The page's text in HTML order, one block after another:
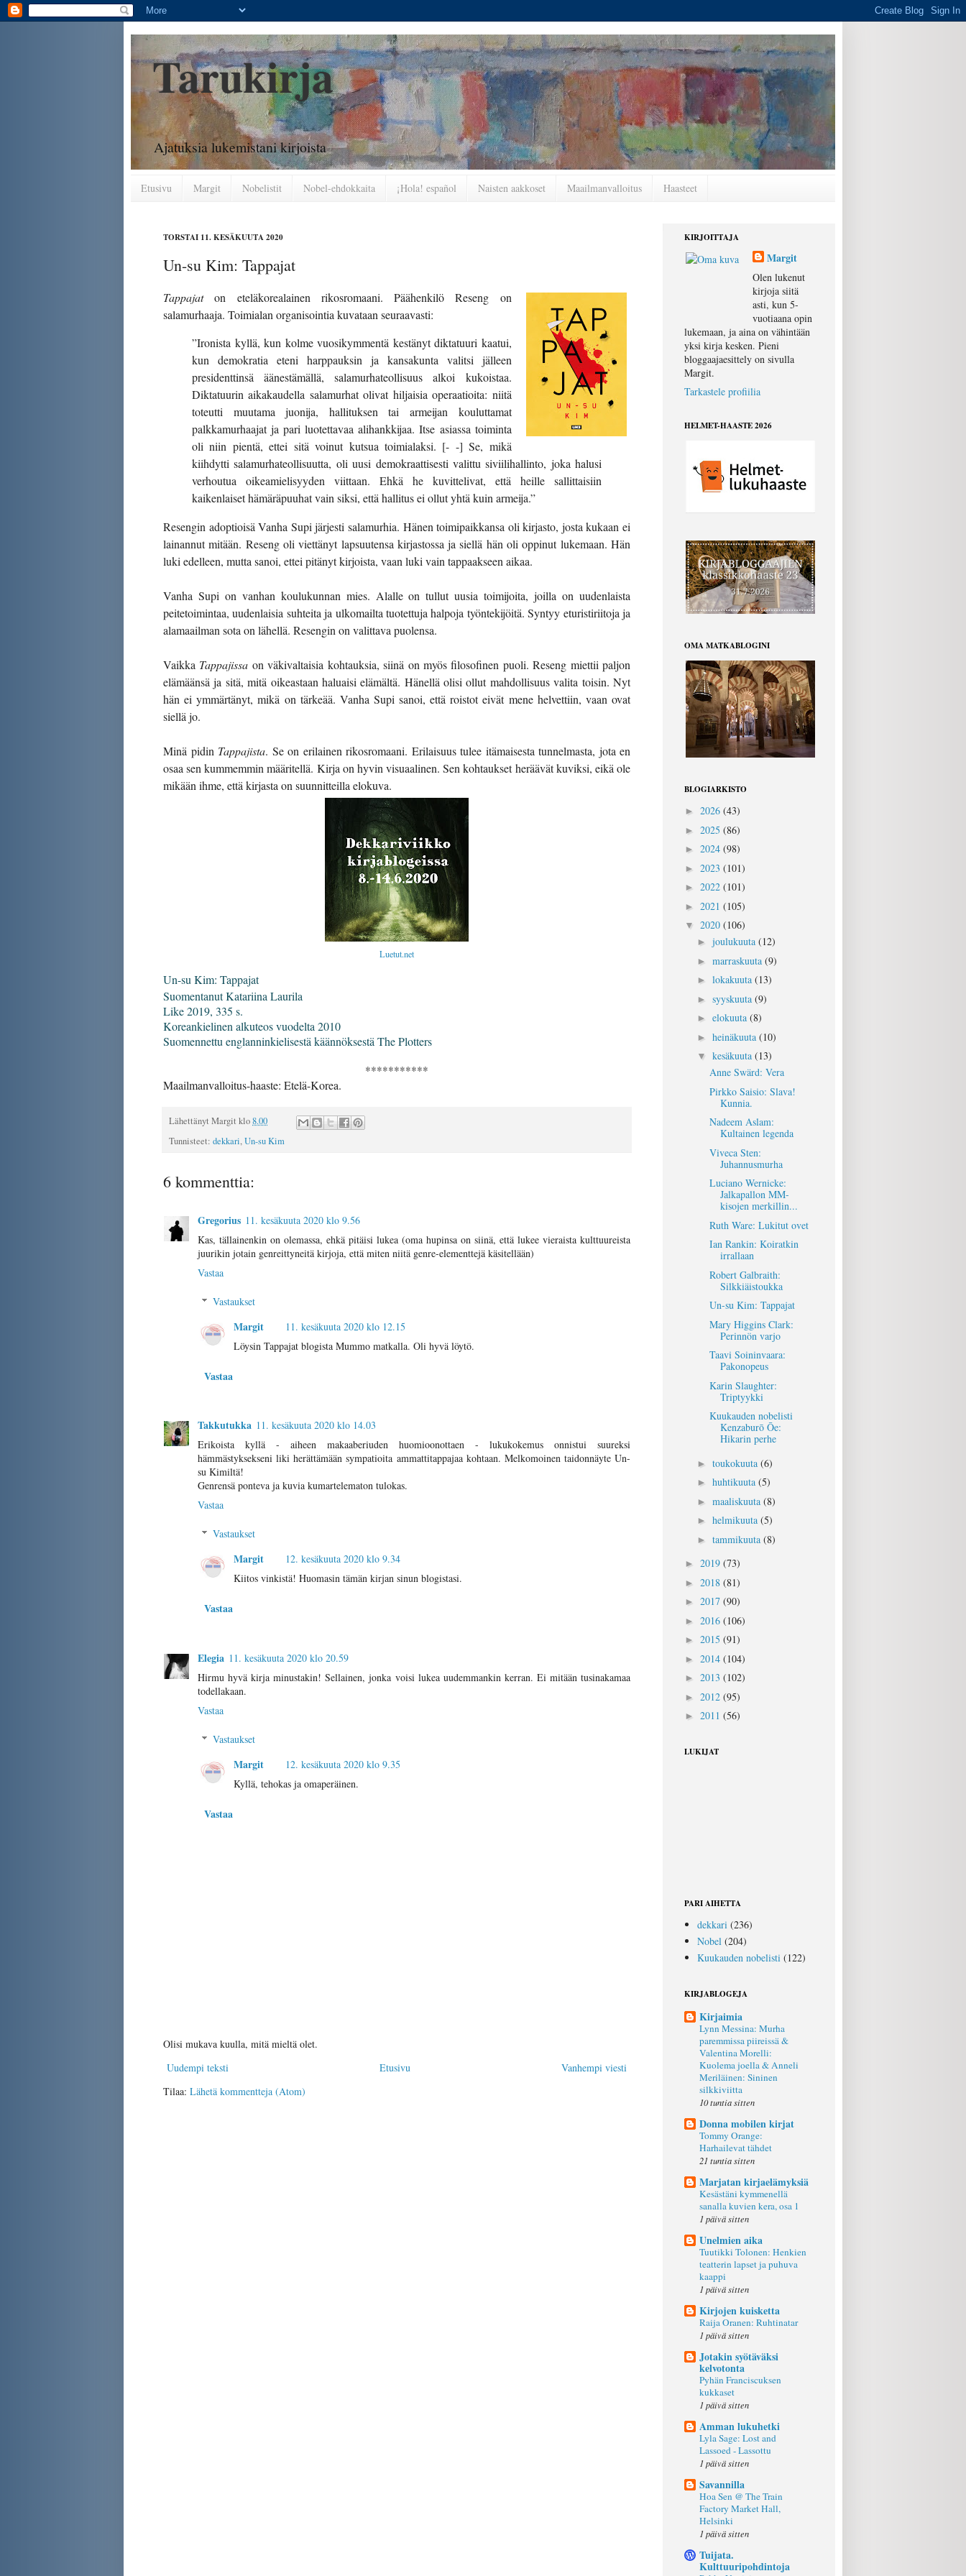
Tarukirja
Ajatuksia lukemistani kirjoista
Etusivu Margit Nobelistit Nobel-ehdokkaita ¡Hola! español Naisten aakkoset Maailmanvalloitus Haasteet
TORSTAI 11. KESÄKUUTA 2020
Un-su Kim: Tappajat
Tappajaton eteläkorealainen rikosromaani. Päähenkilö Reseng on
salamurhaaja. Toimialan organisointia kuvataan seuraavasti:
”Ironista kyllä, kun kolme vuosikymmentä kestänyt diktatuuri kaatui,
kun demokratia eteni harppauksin ja kansakunta valitsi jälleen
presidenttinsä äänestämällä, salamurhateollisuus alkoi kukoistaa.
Diktatuurin aikakaudella salamurhat olivat hiljaisia operaatioita: niitä
toteutti muutama juonija, hallituksen tai armeijan kouluttamat
palkkamurhaajat ja pari luotettavaa alihankkijaa. Itse asiassa toiminta
oli niin pientä, ettei sitä voinut kutsua toimialaksi. [- -] Se, mikä
kiihdytti salamurhateollisuutta, oli uusi demokraattisesti valittu siviilihallinto, joka halusi
verhoutua oikeamielisyyden viittaan. Ehkä he kuvittelivat, että heille sallittaisiin
kaikenlaiset hämäräpuuhat vain siksi, että hallitus ei ollut yhtä kuin armeija.”
Resengin adoptioisä Vanha Supi järjesti salamurhia. Hänen toimipaikkansa oli kirjasto, josta kukaan ei
lainannut mitään. Reseng oli viettänyt lapsuutensa kirjastossa ja siellä hän oli oppinut lukemaan. Hän
luki edelleen, mutta sanoi, ettei pitänyt kirjoista, vaan luki vain tappaakseen aikaa.
Vanha Supi on vanhan koulukunnan mies. Alalle on tullut uusia toimijoita, joilla on uudenlaista
peitetoimintaa, uudenlaisia suhteita ja ulkomailta tuotettuja halpoja työntekijöitä. Syntyy eturistiriitoja ja
alamaailman sota on lähellä. Resengin on valittava puolensa.
Vaikka Tappajissa on väkivaltaisia kohtauksia, siinä on myös filosofinen puoli. Reseng miettii paljon
elämäänsä ja sitä, mitä oikeastaan haluaisi elämältä. Hänellä olisi ollut mahdollisuus valita toisin. Nyt
hän ei ymmärtänyt, mikä on tärkeää. Vanha Supi sanoi, että roistot eivät mene helvettiin, vaan ovat
siellä jo.
Minä pidin Tappajista. Se on erilainen rikosromaani. Erilaisuus tulee itämaisesta tunnelmasta, jota en
osaa sen kummemmin määritellä. Kirja on hyvin visuaalinen. Sen kohtaukset heräävät kuviksi, eikä ole
mikään ihme, että kirjasta on suunnitteilla elokuva.
Luetut.net
Un-su Kim: Tappajat
Suomentanut Katariina Laurila
Like 2019, 335 s.
Koreankielinen alkuteos vuodelta 2010
Suomennettu englanninkielisestä käännöksestä The Plotters
***********
Maailmanvalloitus-haaste: Etelä-Korea.
Lähettänyt Margit klo8.00
Tunnisteet: dekkari,Un-su Kim
6 kommenttia:
Gregorius 11. kesäkuuta 2020 klo 9.56
Kas, tällainenkin on olemassa, ehkä pitäisi lukea (oma hupinsa on siinä, että lukee vieraista kulttuureista
juurikin jotain genreittyneitä kirjoja, että miten niitä genre-elementtejä käsitellään)
Vastaa
Vastaukset
Margit
11. kesäkuuta 2020 klo 12.15
Löysin Tappajat blogista Mummo matkalla. Oli hyvä löytö.
Vastaa
Takkutukka 11. kesäkuuta 2020 klo 14.03
Erikoista kyllä - aiheen makaaberiuden huomioonottaen - lukukokemus onnistui suureksi
hämmästyksekseni liki herättämään sympatioita ammattitappajaa kohtaan. Melkomoinen taidonnäyte Un-
su Kimiltä!
Genrensä ponteva ja kuvia kumartelematon tulokas.
Vastaa
Vastaukset
Margit
12. kesäkuuta 2020 klo 9.34
Kiitos vinkistä! Huomasin tämän kirjan sinun blogistasi.
Vastaa
Elegia 11. kesäkuuta 2020 klo 20.59
Hirmu hyvä kirja minustakin! Sellainen, jonka voisi lukea uudemmankin kerran. Ei mitään tusinakamaa
todellakaan.
Vastaa
Vastaukset
Margit
12. kesäkuuta 2020 klo 9.35
Kyllä, tehokas ja omaperäinen.
Vastaa
Olisi mukava kuulla, mitä mieltä olet.
Uudempi teksti
Vanhempi viesti
Etusivu
Tilaa: Lähetä kommentteja (Atom)
KIRJOITTAJA
Margit
Olen lukenut
kirjoja siitä
asti, kun 5-
vuotiaana opin
lukemaan, ja aina on vähintään
yksi kirja kesken. Pieni
bloggaajaesittely on sivulla
Margit.
Tarkastele profiilia
HELMET-HAASTE 2026
OMA MATKABLOGINI
BLOGIARKISTO
► 2026 (43)
► 2025 (86)
► 2024 (98)
► 2023 (101)
► 2022 (101)
► 2021 (105)
▼ 2020 (106)
► joulukuuta (12)
► marraskuuta (9)
► lokakuuta (13)
► syyskuuta (9)
► elokuuta (8)
► heinäkuuta (10)
▼ kesäkuuta (13)
Anne Swärd: Vera
Pirkko Saisio: Slava!
Kunnia.
Nadeem Aslam:
Kultainen legenda
Viveca Sten:
Juhannusmurha
Luciano Wernicke:
Jalkapallon MM-
kisojen merkillin...
Ruth Ware: Lukitut ovet
Ian Rankin: Koiratkin
irrallaan
Robert Galbraith:
Silkkiäistoukka
Un-su Kim: Tappajat
Mary Higgins Clark:
Perinnön varjo
Taavi Soininvaara:
Pakonopeus
Karin Slaughter:
Triptyykki
Kuukauden nobelisti
Kenzaburō Ōe:
Hikarin perhe
► toukokuuta (6)
► huhtikuuta (5)
► maaliskuuta (8)
► helmikuuta (5)
► tammikuuta (8)
► 2019 (73)
► 2018 (81)
► 2017 (90)
► 2016 (106)
► 2015 (91)
► 2014 (104)
► 2013 (102)
► 2012 (95)
► 2011 (56)
LUKIJAT
PARI AIHETTA
dekkari (236)
Nobel (204)
Kuukauden nobelisti (122)
KIRJABLOGEJA
Kirjaimia
Lynn Messina: Murha
paremmissa piireissä &
Valentina Morelli:
Kuolema joella & Anneli
Meriläinen: Sininen
silkkiviitta
10 tuntia sitten
Donna mobilen kirjat
Tommy Orange:
Harhailevat tähdet
21 tuntia sitten
Marjatan kirjaelämyksiä
Kesästäni kymmenellä
sanalla kuvien kera, osa 1
1 päivä sitten
Unelmien aika
Tuutikki Tolonen: Henkien
teatterin lapset ja puhuva
kaappi
1 päivä sitten
Kirjojen kuisketta
Raija Oranen: Ruhtinatar
1 päivä sitten
Jotakin syötäväksi
kelvotonta
Pyhän Franciscuksen
kukkaset
1 päivä sitten
Amman lukuhetki
Lyla Sage: Lost and
Lassoed - Lassottu
1 päivä sitten
Savannilla
Hoa Sen @ The Train
Factory Market Hall,
Helsinki
1 päivä sitten
Tuijata.
Kulttuuripohdintoja